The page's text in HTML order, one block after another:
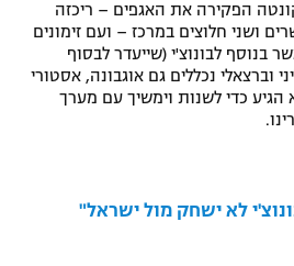
הפקירה את האגפים – ריכזה
ושני חלוצים במרכז – ועם זימונים
בנוסף לבונוצ'י (שייעדר לבסוף
וברצאלי נכללים גם אוגבונה, אסטורי
הגיע כדי לשנות וימשיך עם מערך
לא ישחק מול ישראל"